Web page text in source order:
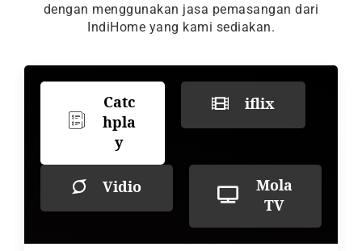
dengan menggunakan jasa pemasangan dari
IndiHome yang kami sediakan.
Catc
hpla
y
iflix
Vidio
Mola
TV